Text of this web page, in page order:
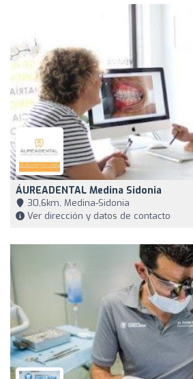
ÁUREADENTAL Medina Sidonia
30,6km, Medina-Sidonia
Ver dirección y datos de contacto